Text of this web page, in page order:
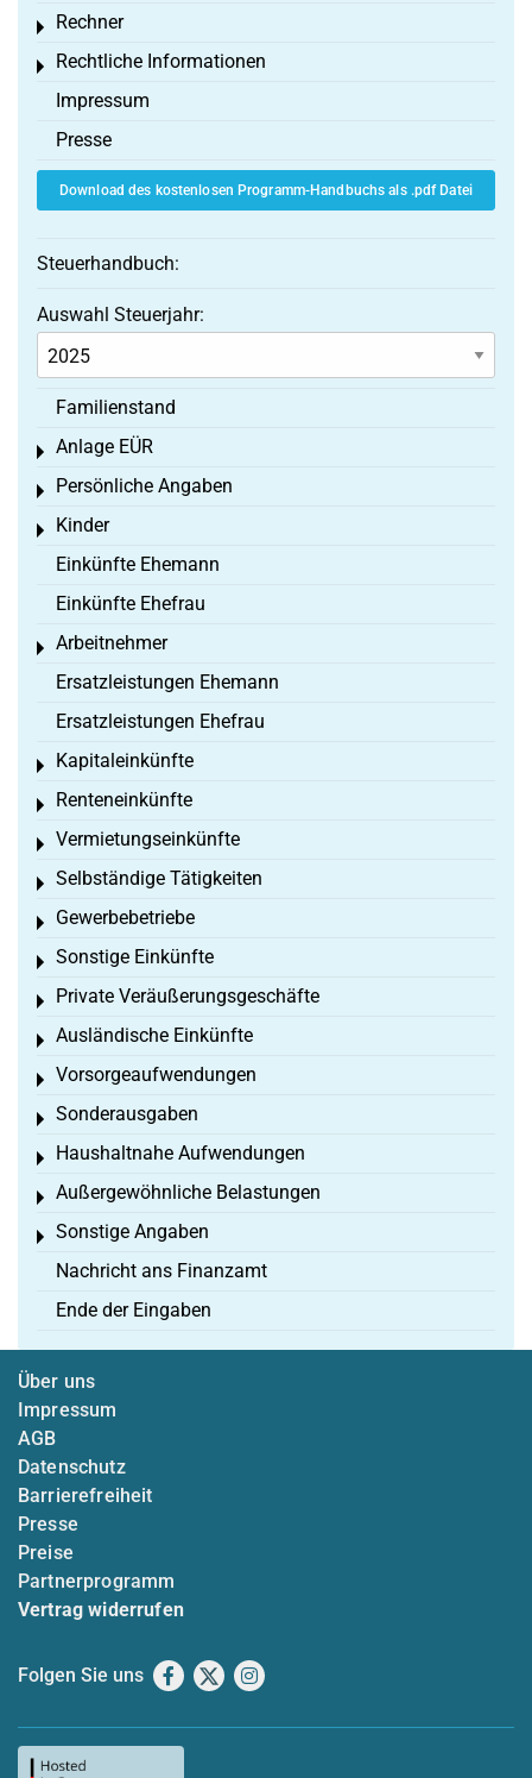
Rechner
Toggle menu
Rechtliche Informationen
Toggle menu
Impressum
Presse
Download des kostenlosen Programm-Handbuchs als .pdf Datei
Steuerhandbuch:
Auswahl Steuerjahr:
Familienstand
Anlage EÜR
Toggle menu
Persönliche Angaben
Toggle menu
Kinder
Toggle menu
Einkünfte Ehemann
Einkünfte Ehefrau
Arbeitnehmer
Toggle menu
Ersatzleistungen Ehemann
Ersatzleistungen Ehefrau
Kapitaleinkünfte
Toggle menu
Renteneinkünfte
Toggle menu
Vermietungseinkünfte
Toggle menu
Selbständige Tätigkeiten
Toggle menu
Gewerbebetriebe
Toggle menu
Sonstige Einkünfte
Toggle menu
Private Veräußerungsgeschäfte
Toggle menu
Ausländische Einkünfte
Toggle menu
Vorsorgeaufwendungen
Toggle menu
Sonderausgaben
Toggle menu
Haushaltnahe Aufwendungen
Toggle menu
Außergewöhnliche Belastungen
Toggle menu
Sonstige Angaben
Toggle menu
Nachricht ans Finanzamt
Ende der Eingaben
Über uns
Impressum
AGB
Datenschutz
Barrierefreiheit
Presse
Preise
Partnerprogramm
Vertrag widerrufen
Folgen Sie uns Facebook
X Instagram